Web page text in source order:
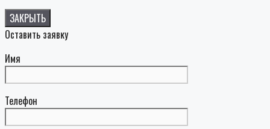
ЗАКРЫТЬ
Оставить заявку
Имя
Телефон